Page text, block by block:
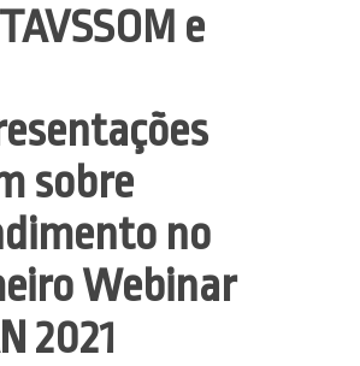
e
sobre
no
Webinar
2021